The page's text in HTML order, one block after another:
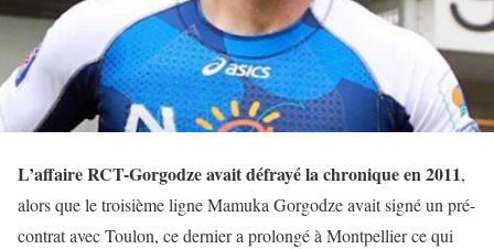
L’affaire RCT-Gorgodze avait défrayé la chronique en 2011,
alors que le troisième ligne Mamuka Gorgodze avait signé un pré-
contrat avec Toulon, ce dernier a prolongé à Montpellier ce qui